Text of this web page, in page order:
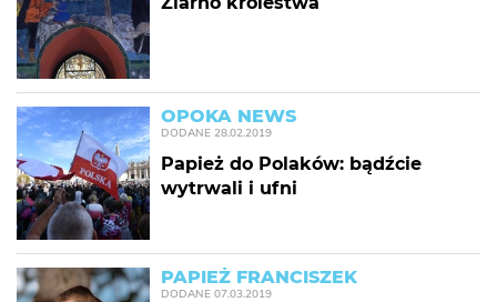
OPOKA NEWS
DODANE 28.02.2019
Papież do Polaków: bądźcie
wytrwali i ufni
PAPIEŻ FRANCISZEK
DODANE 07.03.2019